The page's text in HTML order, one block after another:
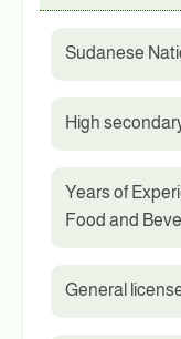
Sudanese
High
Years of
Food and
General